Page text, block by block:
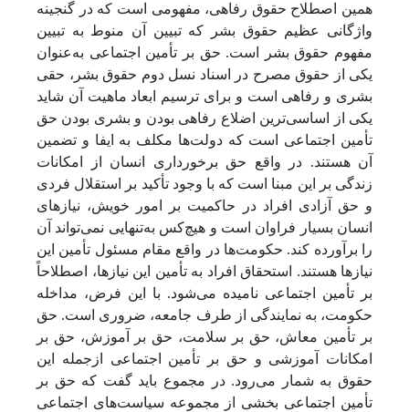
همین اصطلاح حقوق رفاهی، مفهومی است که در گنجینه
واژگانی عظیم حقوق بشر که تبیین آن منوط به تبیین
مفهوم حقوق بشر است. حق بر تأمین اجتماعی به‌عنوان
یکی از حقوق مصرح در اسناد نسل دوم حقوق بشر، حقی
بشری و رفاهی است و برای ترسیم ابعاد ماهیت آن شاید
یکی از اساسی‌ترین اضلاع رفاهی بودن و بشری بودن حق
تأمین اجتماعی است که دولت‌ها مکلف به ایفا و تضمین
آن هستند. در واقع حق برخورداری انسان از امکانات
زندگی بر این مبنا است که با وجود تأکید بر استقلال فردی
و حق آزادی افراد در حاکمیت بر امور خویش، نیازهای
انسان بسیار فراوان است و هیچ‌کس به‌تنهایی نمی‌تواند آن
را برآورده کند. حکومت‌ها در واقع مقام مسئول تأمین این
نیازها هستند. استحقاق افراد به تأمین این نیازها، اصطلاحاً
بر تأمین اجتماعی نامیده می‌شود. با این فرض، مداخله
حکومت، به نمایندگی از طرف جامعه، ضروری است. حق
بر تأمین معاش، حق بر سلامت، حق بر آموزش، حق بر
امکانات آموزشی و حق بر تأمین اجتماعی ازجمله این
حقوق به شمار می‌رود. در مجموع باید گفت که حق بر
تأمین اجتماعی بخشی از مجموعه سیاست‌های اجتماعی